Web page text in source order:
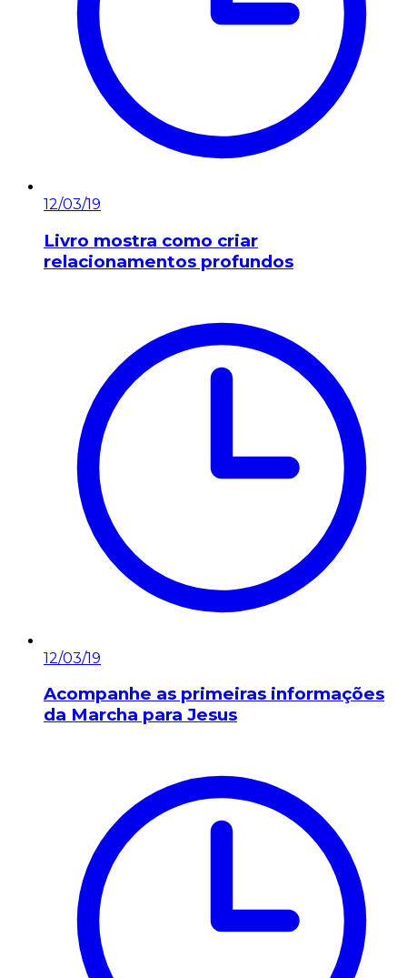
12/03/19
Livro mostra como criar
relacionamentos profundos
12/03/19
Acompanhe as primeiras informações
da Marcha para Jesus